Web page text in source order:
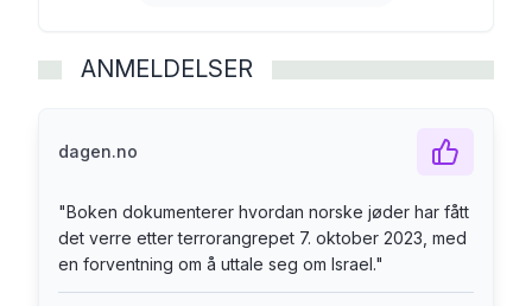
jødisk i Norge i dag – i en tid preget av frykt,
Dette er en viktig bok om den økende
samfunn møter vår jødiske minoritet.
ANMELDELSER
dagen.no
"Boken dokumenterer hvordan norske jøder har fått
det verre etter terrorangrepet 7. oktober 2023, med
en forventning om å uttale seg om Israel."